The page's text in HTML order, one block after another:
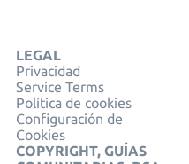
LEGAL
Privacidad
Service Terms
Política de cookies
Configuración de
Cookies
COPYRIGHT, GUÍAS